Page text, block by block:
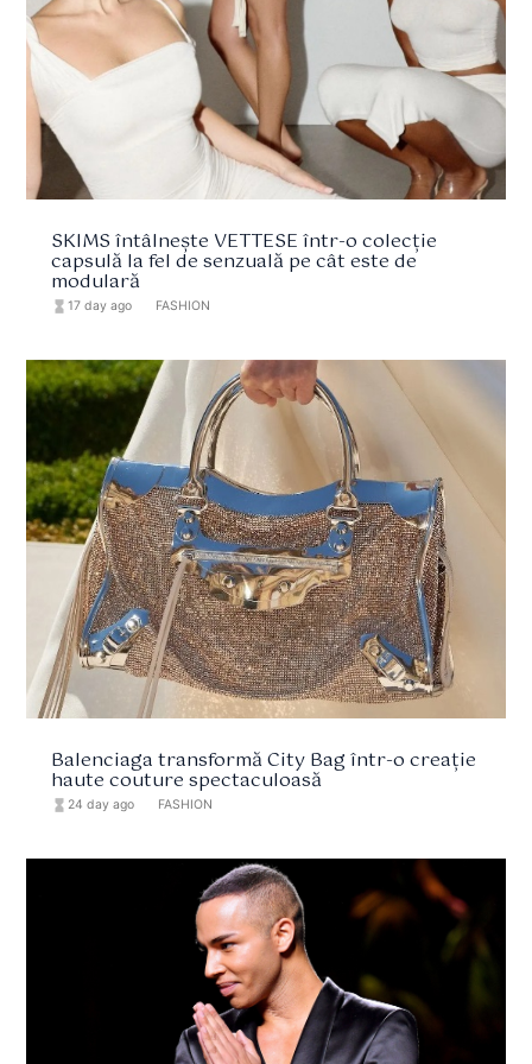
SKIMS întâlnește VETTESE într-o colecție
capsulă la fel de senzuală pe cât este de
modulară
hourglass_full 17 day ago FASHION
Balenciaga transformă City Bag într-o creație
haute couture spectaculoasă
hourglass_full 24 day ago FASHION